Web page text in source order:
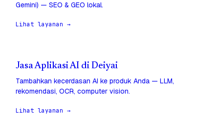
Gemini) — SEO & GEO lokal.
Lihat layanan →
Jasa Aplikasi AI di Deiyai
Tambahkan kecerdasan AI ke produk Anda — LLM,
rekomendasi, OCR, computer vision.
Lihat layanan →